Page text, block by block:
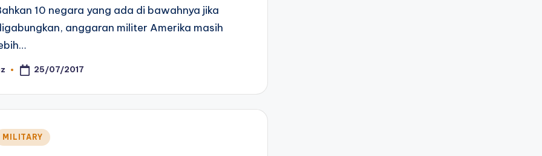
10 negara yang ada di bawahnya jika
anggaran militer Amerika masih
25/07/2017
MILITARY